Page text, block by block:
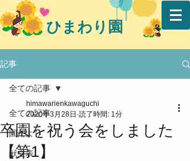
ひまわり園
記事
全ての記事
園だより
献立表
全ての記事
卒園を祝う会をしました
【第1】
himawarienkawaguchi
2020年3月28日 読了時間: 1分